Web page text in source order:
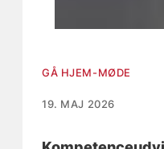
GÅ HJEM-MØDE
19. MAJ 2026